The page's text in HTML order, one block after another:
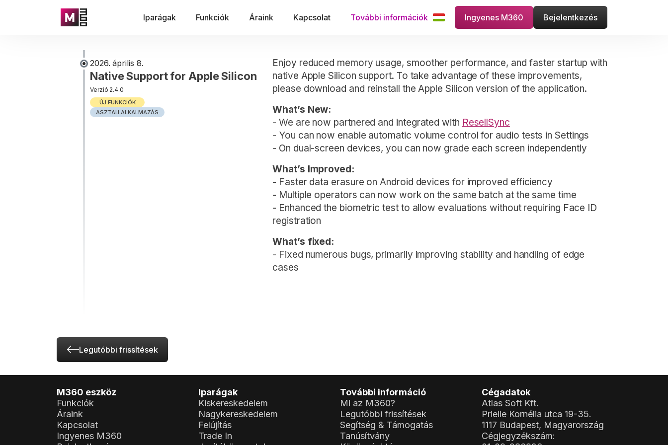
Iparágak Funkciók Áraink Kapcsolat További információk Ingyenes M360 Bejelentkezés
2026. április 8.
Native Support for Apple Silicon
Verzió 2.4.0
ÚJ FUNKCIÓK
ASZTALI ALKALMAZÁS
Enjoy reduced memory usage, smoother performance, and faster startup with
native Apple Silicon support. To take advantage of these improvements,
please download and reinstall the Apple Silicon version of the application.
What’s New:
- We are now partnered and integrated with ResellSync
- You can now enable automatic volume control for audio tests in Settings
- On dual-screen devices, you can now grade each screen independently
What’s Improved:
- Faster data erasure on Android devices for improved efficiency
- Multiple operators can now work on the same batch at the same time
- Enhanced the biometric test to allow evaluations without requiring Face ID
registration
What’s fixed:
- Fixed numerous bugs, primarily improving stability and handling of edge
cases
Legutóbbi frissítések
M360 eszköz
Funkciók
Áraink
Kapcsolat
Ingyenes M360
Iparágak
Kiskereskedelem
Nagykereskedelem
Felújítás
Trade In
További információ
Mi az M360?
Legutóbbi frissítések
Segítség & Támogatás
Tanúsítvány
Cégadatok
Atlas Soft Kft.
Prielle Kornélia utca 19-35.
1117 Budapest, Magyarország
Cégjegyzékszám: